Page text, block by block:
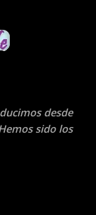
desde
sido los